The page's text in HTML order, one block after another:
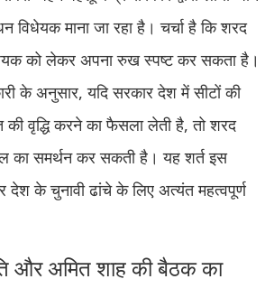
विधेयक माना जा रहा है। चर्चा है कि शरद
को लेकर अपना रुख स्पष्ट कर सकता है।
के अनुसार, यदि सरकार देश में सीटों की
वृद्धि करने का फैसला लेती है, तो शरद
का समर्थन कर सकती है। यह शर्त इस
के चुनावी ढांचे के लिए अत्यंत महत्वपूर्ण
और अमित शाह की बैठक का